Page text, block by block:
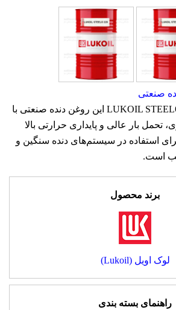
صنعتی
روغن لوک اویل LUKOIL STEELO 220 این روغن دنده صنعتی با
تحمل بار عالی و پایداری حرارتی بالا
استفاده در سیستم‌های دنده سنگین و
است.
برند محصول
لوک اویل (Lukoil)
راهنمای بسته بندی